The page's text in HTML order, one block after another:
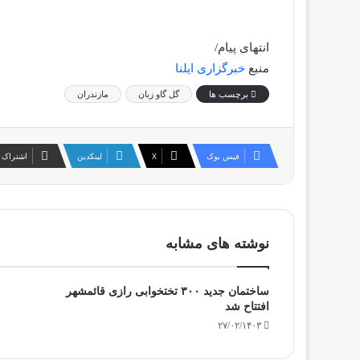
انتهای پیام/
منبع خبرگزاری ایلنا
برچسب ها گل گاو زبان مازندران
فیس بوک X لینکدین
نوشته های مشابه
ساختمان جدید ۳۰۰ تختخوابی رازی قائمشهر
افتتاح شد
۲۷/۰۲/۱۴۰۳